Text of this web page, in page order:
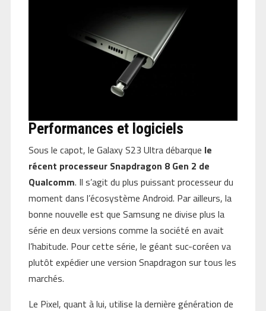
Performances et logiciels
Sous le capot, le Galaxy S23 Ultra débarque le
récent processeur Snapdragon 8 Gen 2 de
Qualcomm. Il s’agit du plus puissant processeur du
moment dans l’écosystème Android. Par ailleurs, la
bonne nouvelle est que Samsung ne divise plus la
série en deux versions comme la société en avait
l’habitude. Pour cette série, le géant suc-coréen va
plutôt expédier une version Snapdragon sur tous les
marchés.
Le Pixel, quant à lui, utilise la dernière génération de